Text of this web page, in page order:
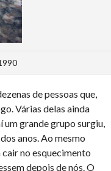
de pessoas que,
Várias delas ainda
grande grupo surgiu,
anos. Ao mesmo
no esquecimento
depois de nós. O